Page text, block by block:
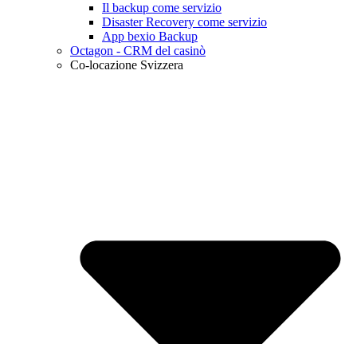
Il backup come servizio
Disaster Recovery come servizio
App bexio Backup
Octagon - CRM del casinò
Co-locazione Svizzera